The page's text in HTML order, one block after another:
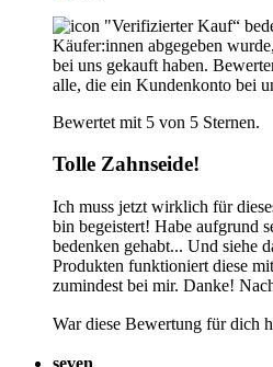
"Verifizierter Kauf“
Käufer:innen abgegeben
bei uns gekauft haben.
alle, die ein Kundenkonto bei
Bewertet mit 5 von 5 Sternen.
Tolle Zahnseide!
Ich muss jetzt wirklich für
bin begeistert! Habe aufgrund
bedenken gehabt... Und siehe
Produkten funktioniert diese
zumindest bei mir. Danke!
War diese Bewertung für dich
seven